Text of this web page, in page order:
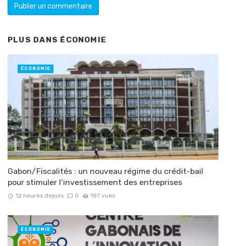
PLUS DANS ÉCONOMIE
Gabon/Fiscalités : un nouveau régime du crédit-bail
pour stimuler l’investissement des entreprises
12 heures depuis 0 187 vues
ÉCONOMIE
ÉCONOMIE